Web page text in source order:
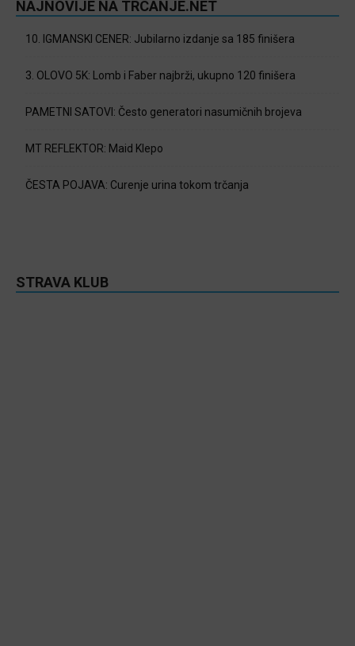
NAJNOVIJE NA TRCANJE.NET
10. IGMANSKI CENER: Jubilarno izdanje sa 185 finišera
3. OLOVO 5K: Lomb i Faber najbrži, ukupno 120 finišera
PAMETNI SATOVI: Često generatori nasumičnih brojeva
MT REFLEKTOR: Maid Klepo
ČESTA POJAVA: Curenje urina tokom trčanja
STRAVA KLUB